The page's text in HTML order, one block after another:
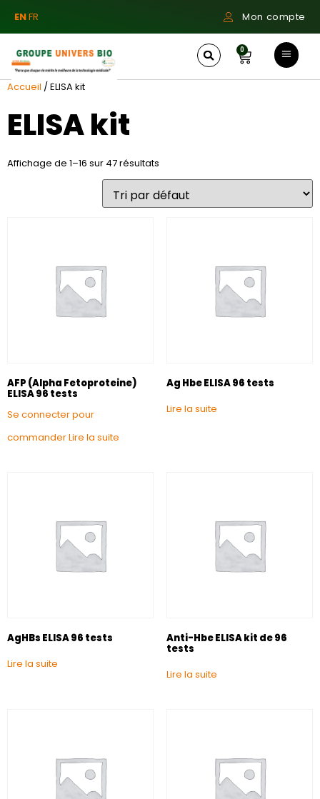
ENFR Mon compte
0
Accueil / ELISA kit
ELISA kit
Affichage de 1–16 sur 47 résultats
AFP (Alpha Fetoproteine)
ELISA 96 tests
Se connecter pour
commanderLire la suite
Ag Hbe ELISA 96 tests
Lire la suite
AgHBs ELISA 96 tests
Lire la suite
Anti-Hbe ELISA kit de 96
tests
Lire la suite